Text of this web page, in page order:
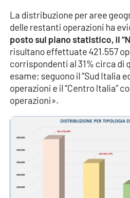
Storie
LAC
NETWORK
Lacplay.it
Lactv.it
Laconair.it
Lacitymag.it
Lacapitalenews.it
La distribuzione per aree
delle restanti operazioni ha
posto sul piano statistico, il
risultano effettuate 421.557
corrispondenti al 31% circa di
esame; seguono il “Sud Italia
operazioni e il “Centro Italia”
operazioni».